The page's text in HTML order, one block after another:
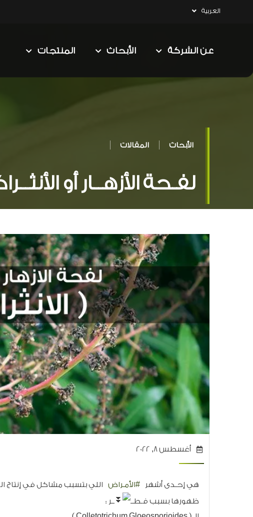
العربية
عن الشركة الأبحاث المنتجات
الأبحاث المقالات
لفـحة الأزهــار أو
أغسطس 8, 2022
هي إحـدى أشهر #الأمـراض اللي بتسبب مشاكل في إنتاج
ظهورها بسبب فـطــ
ــر :